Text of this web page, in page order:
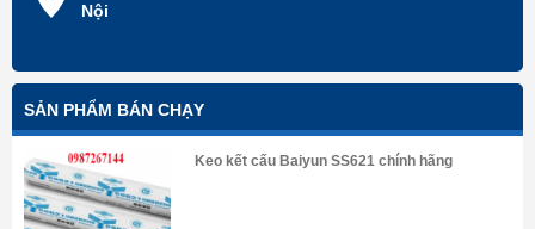
Nội
SẢN PHẨM BÁN CHẠY
Keo kết cấu Baiyun SS621 chính hãng